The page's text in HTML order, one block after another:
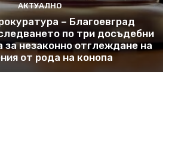
АКТУАЛНО
– Благоевград
по три досъдебни
за незаконно отглеждане на
от рода на конопа